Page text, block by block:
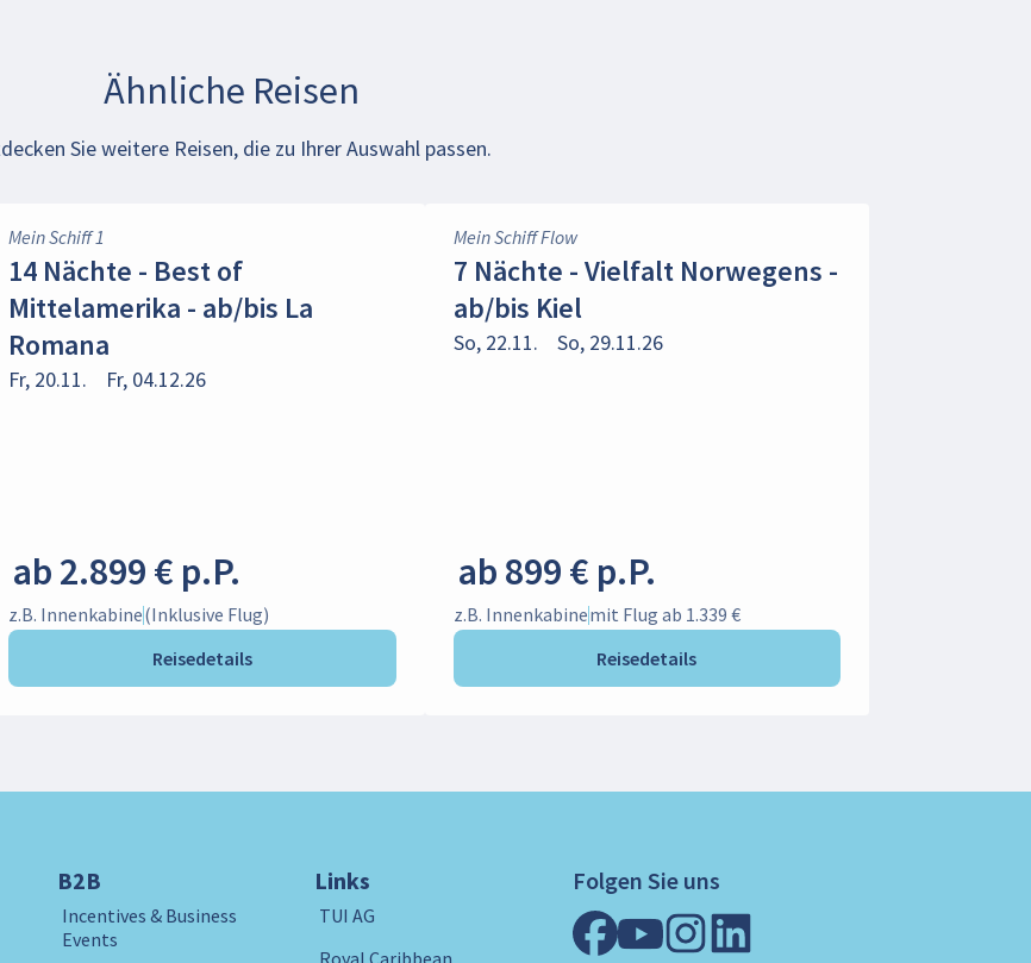
Ähnliche Reisen
Sie weitere Reisen, die zu Ihrer Auswahl passen.
Mein Schiff 1
14 Nächte - Best of
Mittelamerika - ab/bis La
Romana
Fr, 20.11. Fr, 04.12.26
ab 2.899 € p.P.
z.B. Innenkabine(Inklusive Flug)
Reisedetails
Mein Schiff Flow
7 Nächte - Vielfalt Norwegens -
ab/bis Kiel
So, 22.11. So, 29.11.26
ab 899 € p.P.
z.B. Innenkabinemit Flug ab 1.339 €
Reisedetails
B2B
Incentives & Business
Events
Links
TUI AG
Folgen Sie uns